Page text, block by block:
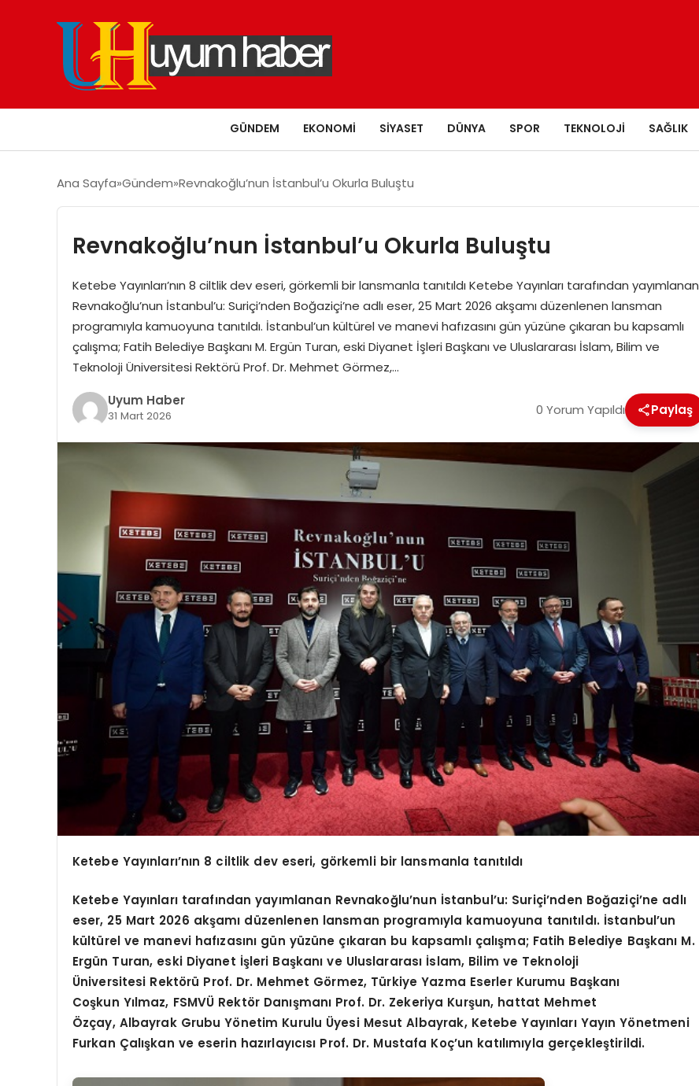
GÜNDEM EKONOMI SIYASET DÜNYA SPOR TEKNOLOJI SAĞLIK
Ana Sayfa Gündem Revnakoğlu’nun İstanbul’u Okurla Buluştu
Revnakoğlu’nun İstanbul’u Okurla Buluştu
Ketebe Yayınları’nın 8 ciltlik dev eseri, görkemli bir lansmanla tanıtıldı Ketebe Yayınları tarafından yayımlanan
Revnakoğlu’nun İstanbul’u: Suriçi’nden Boğaziçi’ne adlı eser, 25 Mart 2026 akşamı düzenlenen lansman
programıyla kamuoyuna tanıtıldı. İstanbul’un kültürel ve manevi hafızasını gün yüzüne çıkaran bu kapsamlı
çalışma; Fatih Belediye Başkanı M. Ergün Turan, eski Diyanet İşleri Başkanı ve Uluslararası İslam, Bilim ve
Teknoloji Üniversitesi Rektörü Prof. Dr. Mehmet Görmez,…
Uyum Haber
31 Mart 2026 0 Yorum Yapıldı Paylaş
Ketebe Yayınları’nın 8 ciltlik dev eseri, görkemli bir lansmanla tanıtıldı
Ketebe Yayınları tarafından yayımlanan Revnakoğlu’nun İstanbul’u: Suriçi’nden Boğaziçi’ne adlı
eser, 25 Mart 2026 akşamı düzenlenen lansman programıyla kamuoyuna tanıtıldı. İstanbul’un
kültürel ve manevi hafızasını gün yüzüne çıkaran bu kapsamlı çalışma; Fatih Belediye Başkanı M.
Ergün Turan, eski Diyanet İşleri Başkanı ve Uluslararası İslam, Bilim ve Teknoloji
Üniversitesi Rektörü Prof. Dr. Mehmet Görmez, Türkiye Yazma Eserler Kurumu Başkanı
Coşkun Yılmaz, FSMVÜ Rektör Danışmanı Prof. Dr. Zekeriya Kurşun, hattat Mehmet
Özçay, Albayrak Grubu Yönetim Kurulu Üyesi Mesut Albayrak, Ketebe Yayınları Yayın Yönetmeni
Furkan Çalışkan ve eserin hazırlayıcısı Prof. Dr. Mustafa Koç’un katılımıyla gerçekleştirildi.